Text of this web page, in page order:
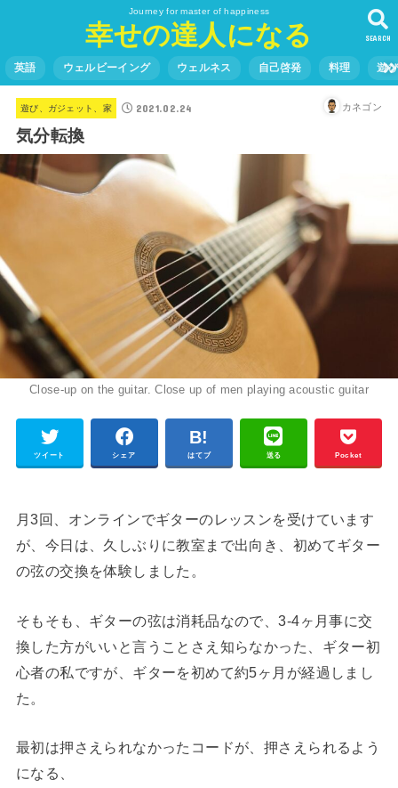
Journey for master of happiness
幸せの達人になる SEARCH
英語 ウェルビーイング ウェルネス 自己啓発 料理 遊
遊び、ガジェット、家 2021.02.24 カネゴン
気分転換
Close-up on the guitar. Close up of men playing acoustic guitar
ツイート シェア はてブ 送る Pocket
月3回、オンラインでギターのレッスンを受けています
が、今日は、久しぶりに教室まで出向き、初めてギター
の弦の交換を体験しました。
そもそも、ギターの弦は消耗品なので、3-4ヶ月事に交
換した方がいいと言うことさえ知らなかった、ギター初
心者の私ですが、ギターを初めて約5ヶ月が経過しまし
た。
最初は押さえられなかったコードが、押さえられるよう
になる、